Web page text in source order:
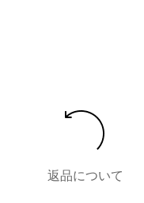
返品について